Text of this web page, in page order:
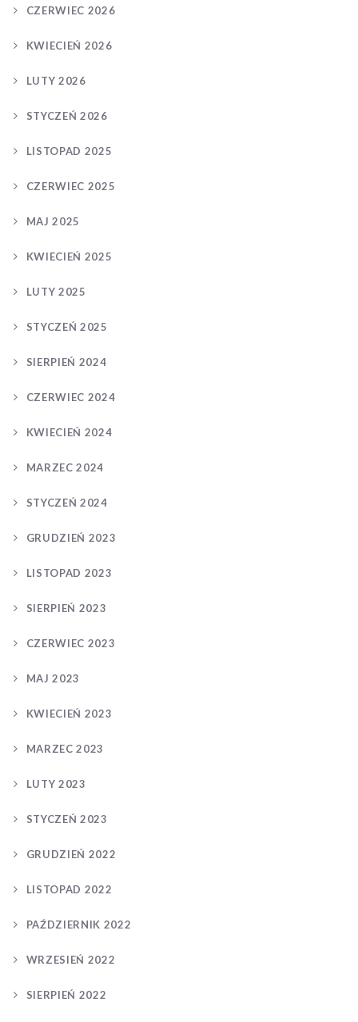
CZERWIEC 2026
KWIECIEŃ 2026
LUTY 2026
STYCZEŃ 2026
LISTOPAD 2025
CZERWIEC 2025
MAJ 2025
KWIECIEŃ 2025
LUTY 2025
STYCZEŃ 2025
SIERPIEŃ 2024
CZERWIEC 2024
KWIECIEŃ 2024
MARZEC 2024
STYCZEŃ 2024
GRUDZIEŃ 2023
LISTOPAD 2023
SIERPIEŃ 2023
CZERWIEC 2023
MAJ 2023
KWIECIEŃ 2023
MARZEC 2023
LUTY 2023
STYCZEŃ 2023
GRUDZIEŃ 2022
LISTOPAD 2022
PAŹDZIERNIK 2022
WRZESIEŃ 2022
SIERPIEŃ 2022